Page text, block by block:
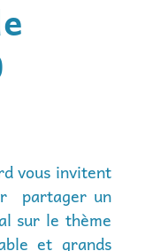
vous invitent
partager un
sur le thème
et grands